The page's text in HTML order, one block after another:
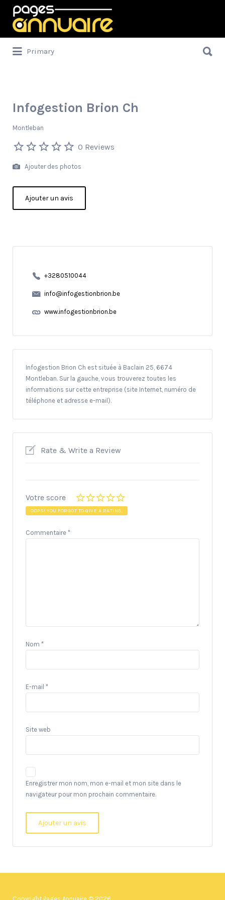
Rechercher:
Primary
Infogestion Brion Ch
Montleban
0 Reviews
Ajouter des photos
Ajouter un avis
+3280510044
info@infogestionbrion.be
www.infogestionbrion.be
Infogestion Brion Ch est située à Baclain 25, 6674
Montleban. Sur la gauche, vous trouverez toutes les
informations sur cette entreprise (site Internet, numéro de
téléphone et adresse e-mail).
Rate & Write a Review
Votre score
OOPS! YOU FORGOT TO GIVE A RATING.
Commentaire *
Nom *
E-mail *
Site web
Enregistrer mon nom, mon e-mail et mon site dans le
navigateur pour mon prochain commentaire.